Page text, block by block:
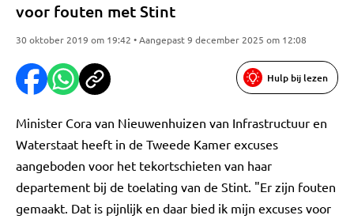
voor fouten met Stint
30 oktober 2019 om 19:42 • Aangepast 9 december 2025 om 12:08
Hulp bij lezen
Minister Cora van Nieuwenhuizen van Infrastructuur en
Waterstaat heeft in de Tweede Kamer excuses
aangeboden voor het tekortschieten van haar
departement bij de toelating van de Stint. "Er zijn fouten
gemaakt. Dat is pijnlijk en daar bied ik mijn excuses voor